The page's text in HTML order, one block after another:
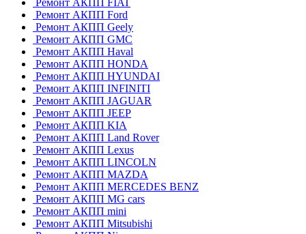
Ремонт АКПП FIAT
Ремонт АКПП Ford
Ремонт АКПП Geely
Ремонт АКПП GMC
Ремонт АКПП Haval
Ремонт АКПП HONDA
Ремонт АКПП HYUNDAI
Ремонт АКПП INFINITI
Ремонт АКПП JAGUAR
Ремонт АКПП JEEP
Ремонт АКПП KIA
Ремонт АКПП Land Rover
Ремонт АКПП Lexus
Ремонт АКПП LINCOLN
Ремонт АКПП MAZDA
Ремонт АКПП MERCEDES BENZ
Ремонт АКПП MG cars
Ремонт АКПП mini
Ремонт АКПП Mitsubishi